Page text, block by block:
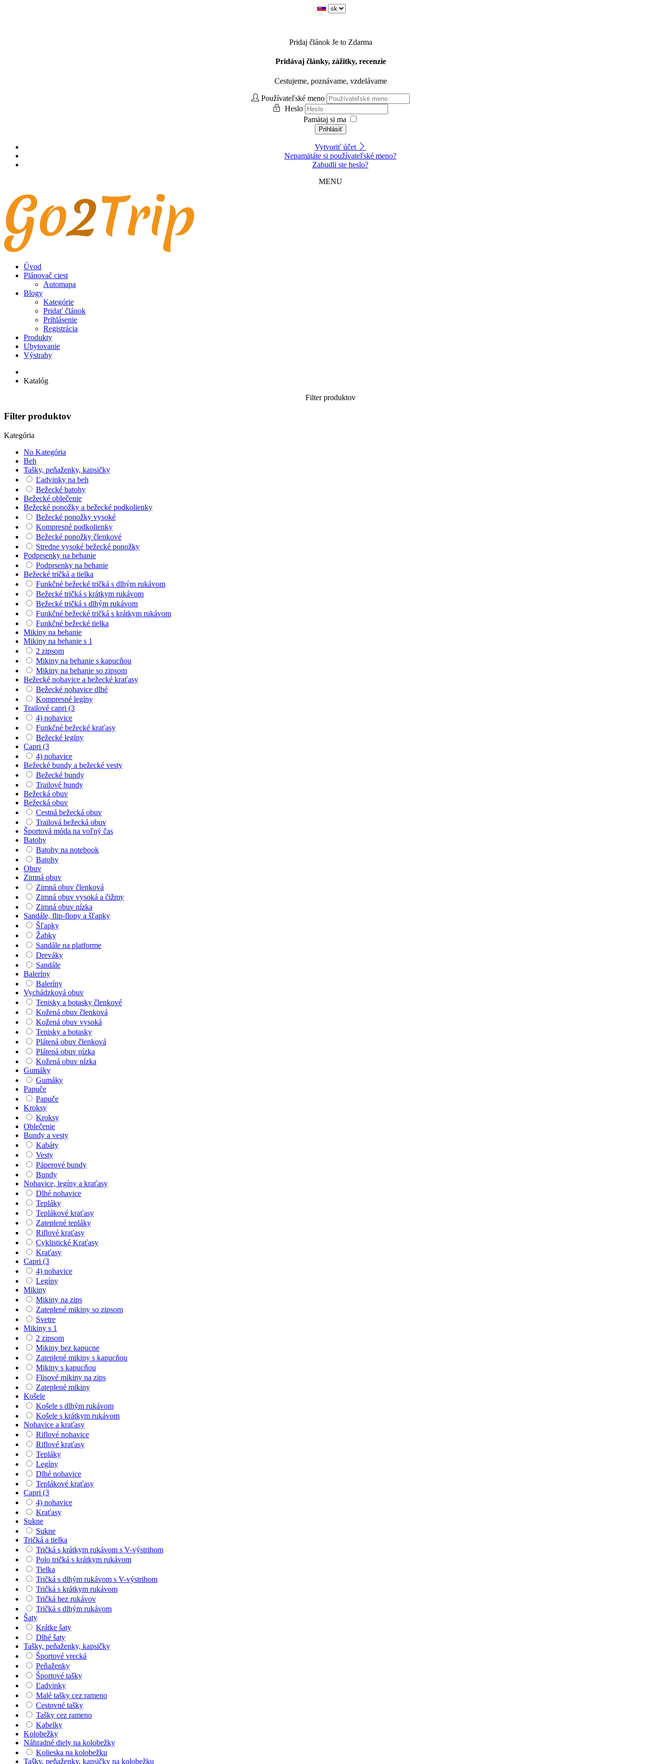
Pridaj článok Je to Zdarma
Pridávaj články, zážitky, recenzie
Cestujeme, poznávame, vzdelávame
Používateľské meno
Heslo
Pamätaj si ma
Prihlásiť
Vytvoriť účet
Nepamätáte si používateľské meno?
Zabudli ste heslo?
MENU
Úvod
Plánovač ciest
Automapa
Blogy
Kategórie
Pridať článok
Prihlásenie
Registrácia
Produkty
Ubytovanie
Výstrahy
Katalóg
Filter produktov
Filter produktov
Kategória
No Kategória
Beh
Tašky, peňaženky, kapsičky
Ľadvinky na beh
Bežecké batohy
Bežecké oblečenie
Bežecké ponožky a bežecké podkolienky
Bežecké ponožky vysoké
Kompresné podkolienky
Bežecké ponožky členkové
Stredne vysoké bežecké ponožky
Podprsenky na behanie
Podprsenky na behanie
Bežecké tričká a tielka
Funkčné bežecké tričká s dlhým rukávom
Bežecké tričká s krátkym rukávom
Bežecké tričká s dlhým rukávom
Funkčné bežecké tričká s krátkym rukávom
Funkčné bežecké tielka
Mikiny na behanie
Mikiny na behanie s 1
2 zipsom
Mikiny na behanie s kapucňou
Mikiny na behanie so zipsom
Bežecké nohavice a bežecké kraťasy
Bežecké nohavice dlhé
Kompresné legíny
Trailové capri (3
4) nohavice
Funkčné bežecké kraťasy
Bežecké legíny
Capri (3
4) nohavice
Bežecké bundy a bežecké vesty
Bežecké bundy
Trailové bundy
Bežecká obuv
Bežecká obuv
Cestná bežecká obuv
Trailová bežecká obuv
Športová móda na voľný čas
Batohy
Batohy na notebook
Batohy
Obuv
Zimná obuv
Zimná obuv členková
Zimná obuv vysoká a čižmy
Zimná obuv nízka
Sandále, flip-flopy a šľapky
Šľapky
Žabky
Sandále na platforme
Dreváky
Sandále
Baleríny
Baleríny
Vychádzková obuv
Tenisky a botasky členkové
Kožená obuv členková
Kožená obuv vysoká
Tenisky a botasky
Plátená obuv členková
Plátená obuv nízka
Kožená obuv nízka
Gumáky
Gumáky
Papuče
Papuče
Kroksy
Kroksy
Oblečenie
Bundy a vesty
Kabáty
Vesty
Páperové bundy
Bundy
Nohavice, legíny a kraťasy
Dlhé nohavice
Tepláky
Teplákové kraťasy
Zateplené tepláky
Riflové kraťasy
Cyklistické Kraťasy
Kraťasy
Capri (3
4) nohavice
Legíny
Mikiny
Mikiny na zips
Zateplené mikiny so zipsom
Svetre
Mikiny s 1
2 zipsom
Mikiny bez kapucne
Zateplené mikiny s kapucňou
Mikiny s kapucňou
Flisové mikiny na zips
Zateplené mikiny
Košele
Košele s dlhým rukávom
Košele s krátkym rukávom
Nohavice a kraťasy
Riflové nohavice
Riflové kraťasy
Tepláky
Legíny
Dlhé nohavice
Teplákové kraťasy
Capri (3
4) nohavice
Kraťasy
Sukne
Sukne
Tričká a tielka
Tričká s krátkym rukávom s V-výstrihom
Polo tričká s krátkym rukávom
Tielka
Tričká s dlhým rukávom s V-výstrihom
Tričká s krátkym rukávom
Tričká bez rukávov
Tričká s dlhým rukávom
Šaty
Krátke šaty
Dlhé šaty
Tašky, peňaženky, kapsičky
Športové vrecká
Peňaženky
Športové tašky
Ľadvinky
Malé tašky cez rameno
Cestovné tašky
Tašky cez rameno
Kabelky
Kolobežky
Náhradné diely na kolobežky
Kolieska na kolobežku
Tašky, peňaženky, kapsičky na kolobežku